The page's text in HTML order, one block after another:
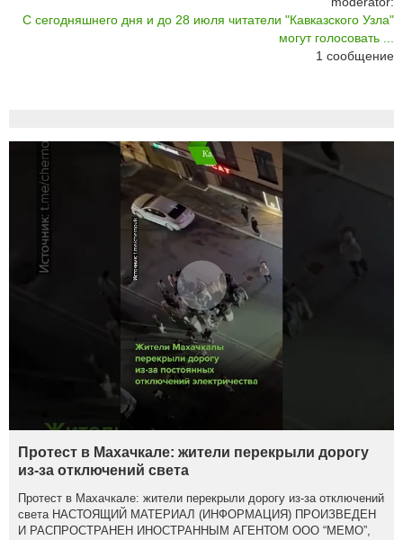
С сегодняшнего дня и до 28 июля читатели "Кавказского Узла"
могут голосовать ...
1 сообщение
Протест в Махачкале: жители перекрыли дорогу
из-за отключений света
Протест в Махачкале: жители перекрыли дорогу из-за отключений
света НАСТОЯЩИЙ МАТЕРИАЛ (ИНФОРМАЦИЯ) ПРОИЗВЕДЕН
И РАСПРОСТРАНЕН ИНОСТРАННЫМ АГЕНТОМ ООО “МЕМО”,